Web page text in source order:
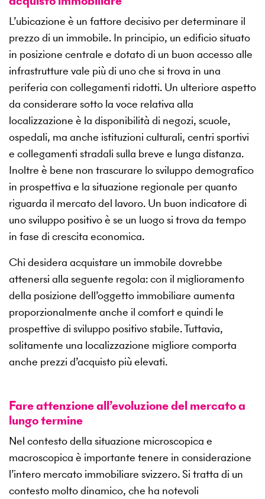
L’ubicazione è un fattore decisivo per determinare il
prezzo di un immobile. In principio, un edificio situato
in posizione centrale e dotato di un buon accesso alle
infrastrutture vale più di uno che si trova in una
periferia con collegamenti ridotti. Un ulteriore aspetto
da considerare sotto la voce relativa alla
localizzazione è la disponibilità di negozi, scuole,
ospedali, ma anche istituzioni culturali, centri sportivi
e collegamenti stradali sulla breve e lunga distanza.
Inoltre è bene non trascurare lo sviluppo demografico
in prospettiva e la situazione regionale per quanto
riguarda il mercato del lavoro. Un buon indicatore di
uno sviluppo positivo è se un luogo si trova da tempo
in fase di crescita economica.
Chi desidera acquistare un immobile dovrebbe
attenersi alla seguente regola: con il miglioramento
della posizione dell’oggetto immobiliare aumenta
proporzionalmente anche il comfort e quindi le
prospettive di sviluppo positivo stabile. Tuttavia,
solitamente una localizzazione migliore comporta
anche prezzi d’acquisto più elevati.
Fare attenzione all’evoluzione del mercato a
lungo termine
Nel contesto della situazione microscopica e
macroscopica è importante tenere in considerazione
l’intero mercato immobiliare svizzero. Si tratta di un
contesto molto dinamico, che ha notevoli